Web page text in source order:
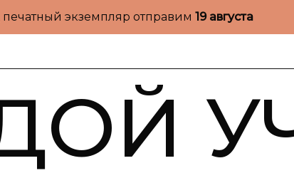
печатный экземпляр отправим 19 августа